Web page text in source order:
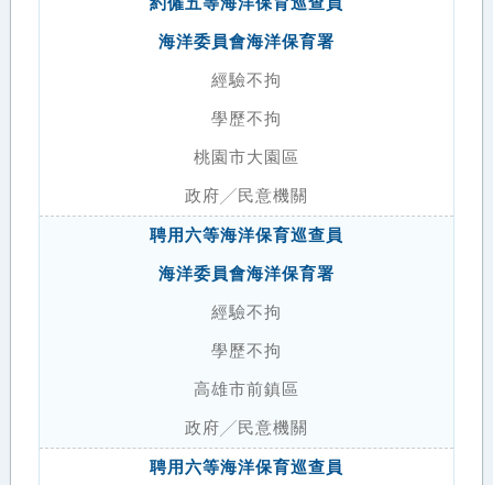
海洋委員會海洋保育署
經驗不拘
學歷不拘
桃園市大園區
政府╱民意機關
聘用六等海洋保育巡查員
海洋委員會海洋保育署
經驗不拘
學歷不拘
高雄市前鎮區
政府╱民意機關
聘用六等海洋保育巡查員